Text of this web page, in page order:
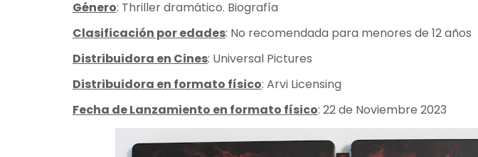
Género: Thriller dramático. Biografía
Clasificación por edades: No recomendada para menores de 12 años
Distribuidora en Cines: Universal Pictures
Distribuidora en formato físico: Arvi Licensing
Fecha de Lanzamiento en formato físico: 22 de Noviembre 2023